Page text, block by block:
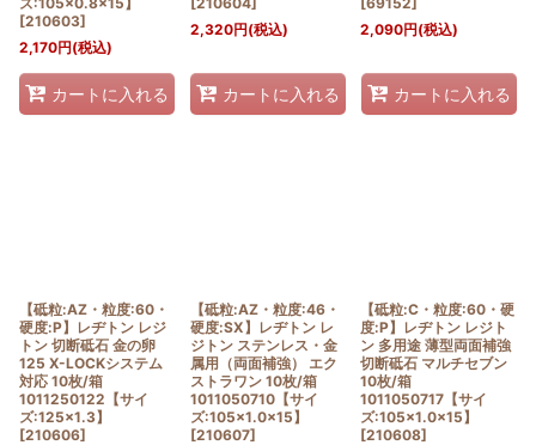
[210603]
2,170円(税込)
カートに入れる
2,320円(税込)
カートに入れる
2,090円(税込)
カートに入れる
【砥粒:AZ・粒度:60・
硬度:P】レヂトン レジ
トン 切断砥石 金の卵
125 X-LOCKシステム
対応 10枚/箱
1011250122【サイ
ズ:125×1.3】
[210606]
【砥粒:AZ・粒度:46・
硬度:SX】レヂトン レ
ジトン ステンレス・金
属用（両面補強） エク
ストラワン 10枚/箱
1011050710【サイ
ズ:105×1.0×15】
[210607]
【砥粒:C・粒度:60・硬
度:P】レヂトン レジト
ン 多用途 薄型両面補強
切断砥石 マルチセブン
10枚/箱
1011050717【サイ
ズ:105×1.0×15】
[210608]